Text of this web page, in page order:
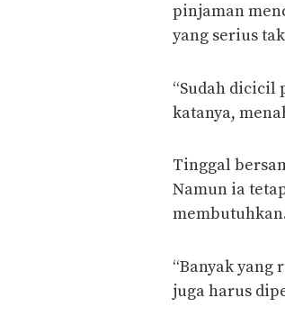
pinjaman
yang serius
“Sudah dicicil
katanya,
Tinggal
Namun ia
“Banyak yang
juga harus